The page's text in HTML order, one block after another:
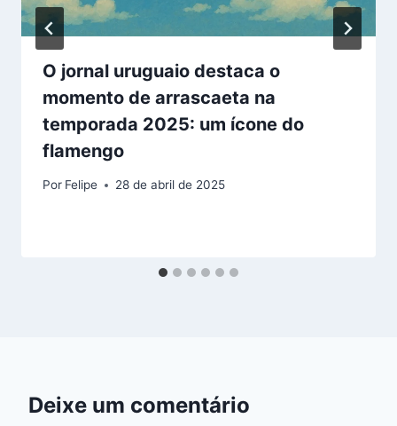
O jornal uruguaio destaca o
momento de arrascaeta na
temporada 2025: um ícone do
flamengo
Por Felipe 28 de abril de 2025
Deixe um comentário